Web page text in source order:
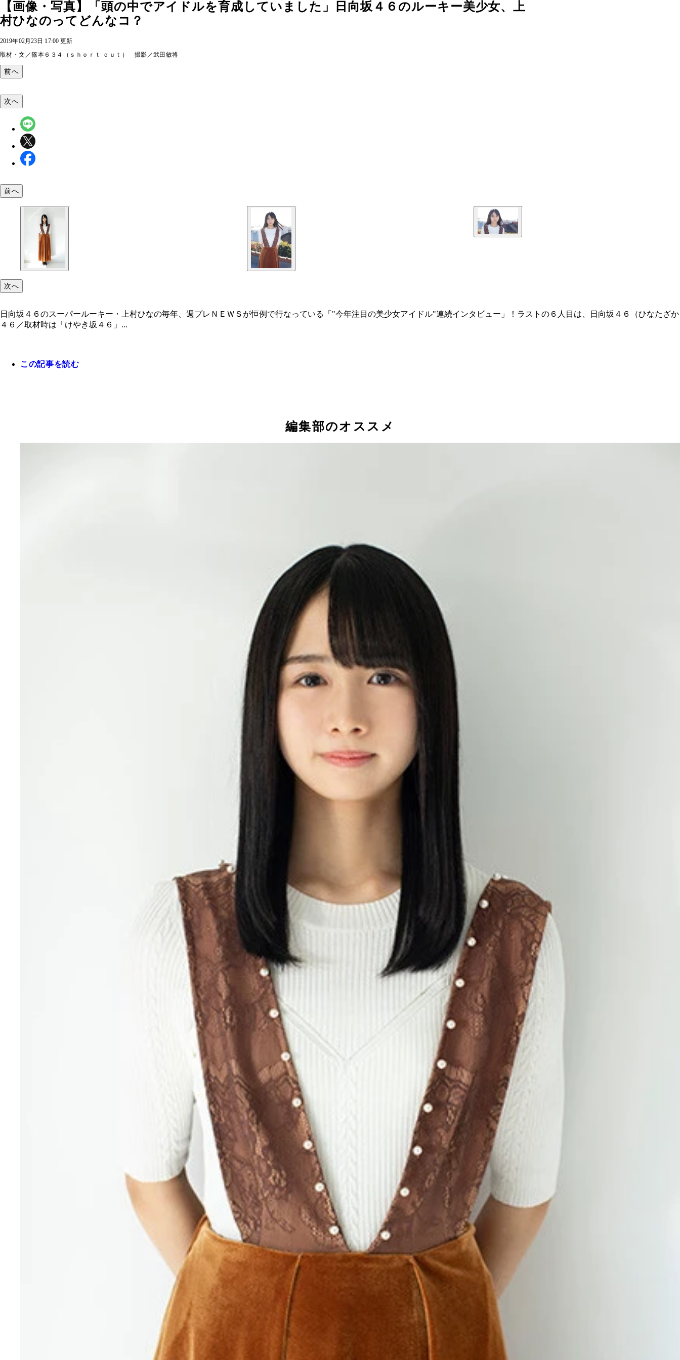
【画像・写真】「頭の中でアイドルを育成していました」日向坂４６のルーキー美少女、上
村ひなのってどんなコ？
2019年02月23日 17:00 更新
取材・文／篠本６３４（ｓｈｏｒｔ ｃｕｔ） 撮影／武田敏将
前へ
次へ
前へ
次へ
日向坂４６のスーパールーキー・上村ひなの毎年、週プレＮＥＷＳが恒例で行なっている「"今年注目の美少女アイドル"連続インタビュー」！ラストの６人目は、日向坂４６（ひなたざか
４６／取材時は「けやき坂４６」...
この記事を読む
編集部のオススメ